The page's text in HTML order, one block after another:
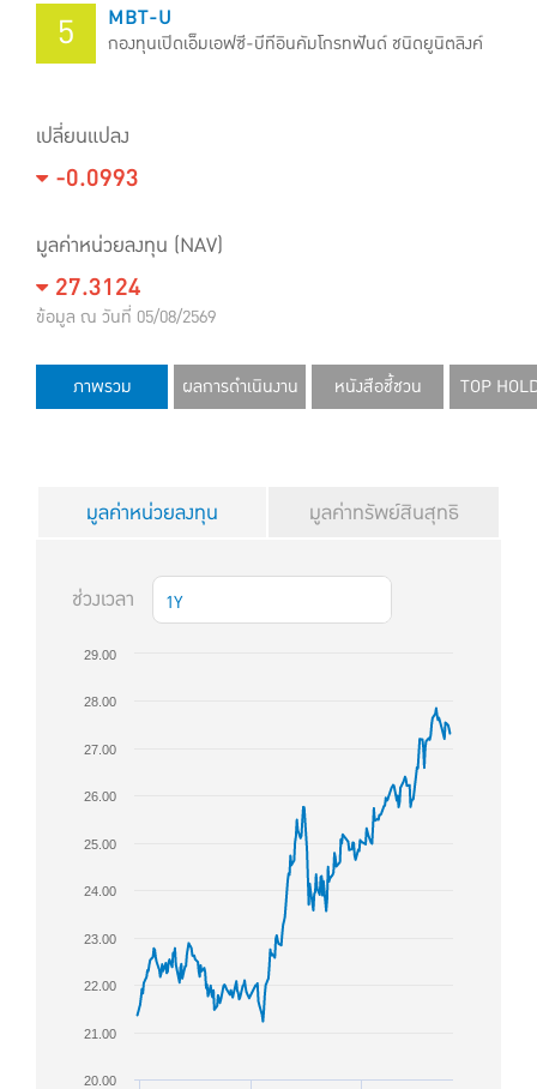
5 MBT-U
กองทุนเปิดเอ็มเอฟซี-บีทีอินคัมโกรทฟันด์ ชนิดยูนิตลิงค์
เปลี่ยนแปลง
-0.0993
มูลค่าหน่วยลงทุน (NAV)
27.3124
ข้อมูล ณ วันที่ 05/08/2569
ภาพรวม ผลการดำเนินงาน หนังสือชี้ชวน TOP
มูลค่าหน่วยลงทุน มูลค่าทรัพย์สินสุทธิ
ช่วงเวลา 1Y
20.00
21.00
22.00
23.00
24.00
25.00
26.00
27.00
28.00
29.00